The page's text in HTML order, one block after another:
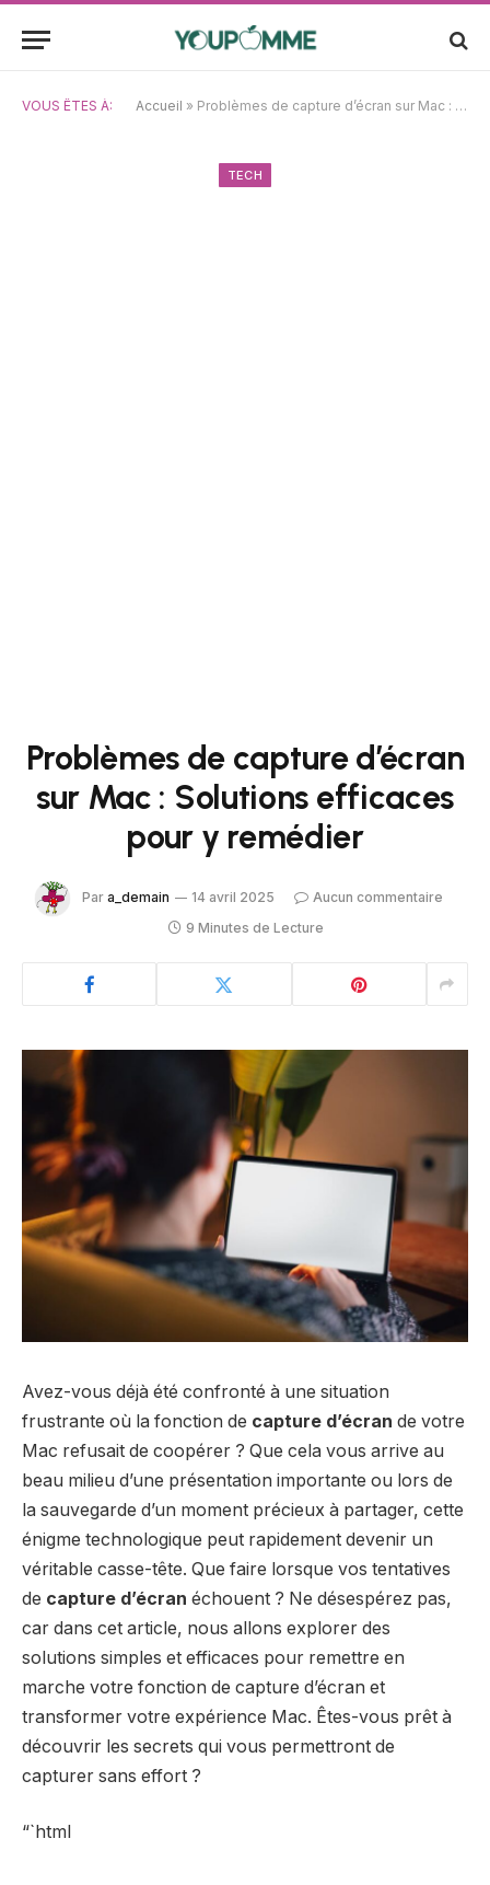
VOUS ÊTES À: Accueil » Problèmes de capture d’écran sur Mac : Solutions efficaces pour y remédier
TECH
Problèmes de capture d’écran
sur Mac : Solutions efficaces
pour y remédier
Par a_demain 14 avril 2025
Aucun commentaire
9 Minutes de Lecture
Avez-vous déjà été confronté à une situation
frustrante où la fonction de capture d’écran de votre
Mac refusait de coopérer ? Que cela vous arrive au
beau milieu d’une présentation importante ou lors de
la sauvegarde d’un moment précieux à partager, cette
énigme technologique peut rapidement devenir un
véritable casse-tête. Que faire lorsque vos tentatives
de capture d’écran échouent ? Ne désespérez pas,
car dans cet article, nous allons explorer des
solutions simples et efficaces pour remettre en
marche votre fonction de capture d’écran et
transformer votre expérience Mac. Êtes-vous prêt à
découvrir les secrets qui vous permettront de
capturer sans effort ?
“`html